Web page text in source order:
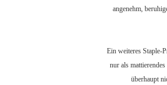
angenehm,
Ein weiteres Staple-
nur als
überhaupt